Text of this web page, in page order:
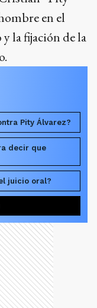
en el
la fijación de la
Pity Álvarez?
decir que
juicio oral?